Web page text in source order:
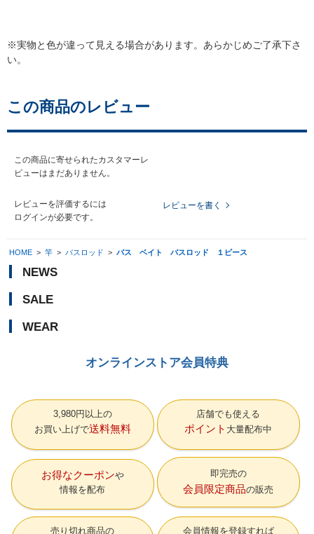
※実物と色が違って見える場合があります。あらかじめご了承下さ
い。
この商品のレビュー
この商品に寄せられたカスタマーレ
ビューはまだありません。
レビューを評価するには
ログインが必要です。
レビューを書く
HOME > 竿 > バスロッド > バス ベイト バスロッド １ピース
NEWS
SALE
WEAR
オンラインストア会員特典
3,980円以上の
お買い上げで送料無料
店舗でも使える
ポイント 大量配布中
お得なクーポン
情報を配布
即完売の
会員限定商品の販売
売り切れ商品の 会員情報を登録すれば